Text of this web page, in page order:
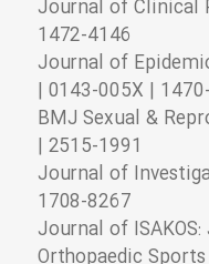
Journal of Clinical
1472-4146
Journal of
| 0143-005X |
BMJ Sexual &
| 2515-1991
Journal of
1708-8267
Journal of
Orthopaedic